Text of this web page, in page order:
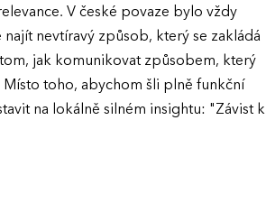
V české povaze bylo vždy
nevtíravý způsob, který se zakládá
jak komunikovat způsobem, který
toho, abychom šli plně funkční
na lokálně silném insightu: "Závist k